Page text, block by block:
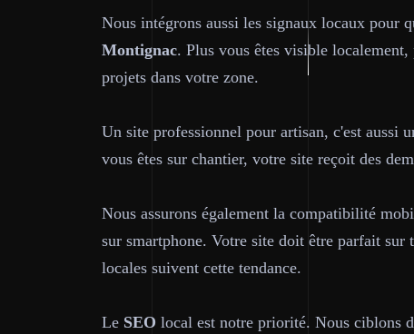
Nous intégrons aussi les signaux locaux pour
Montignac. Plus vous êtes visible
projets dans votre zone.
Un site professionnel pour artisan, c'est aussi
vous êtes sur chantier, votre site reçoit des
Nous assurons également la compatibilité
sur smartphone. Votre site doit être parfait sur
locales suivent cette tendance.
Le SEO local est notre priorité. Nous ciblons